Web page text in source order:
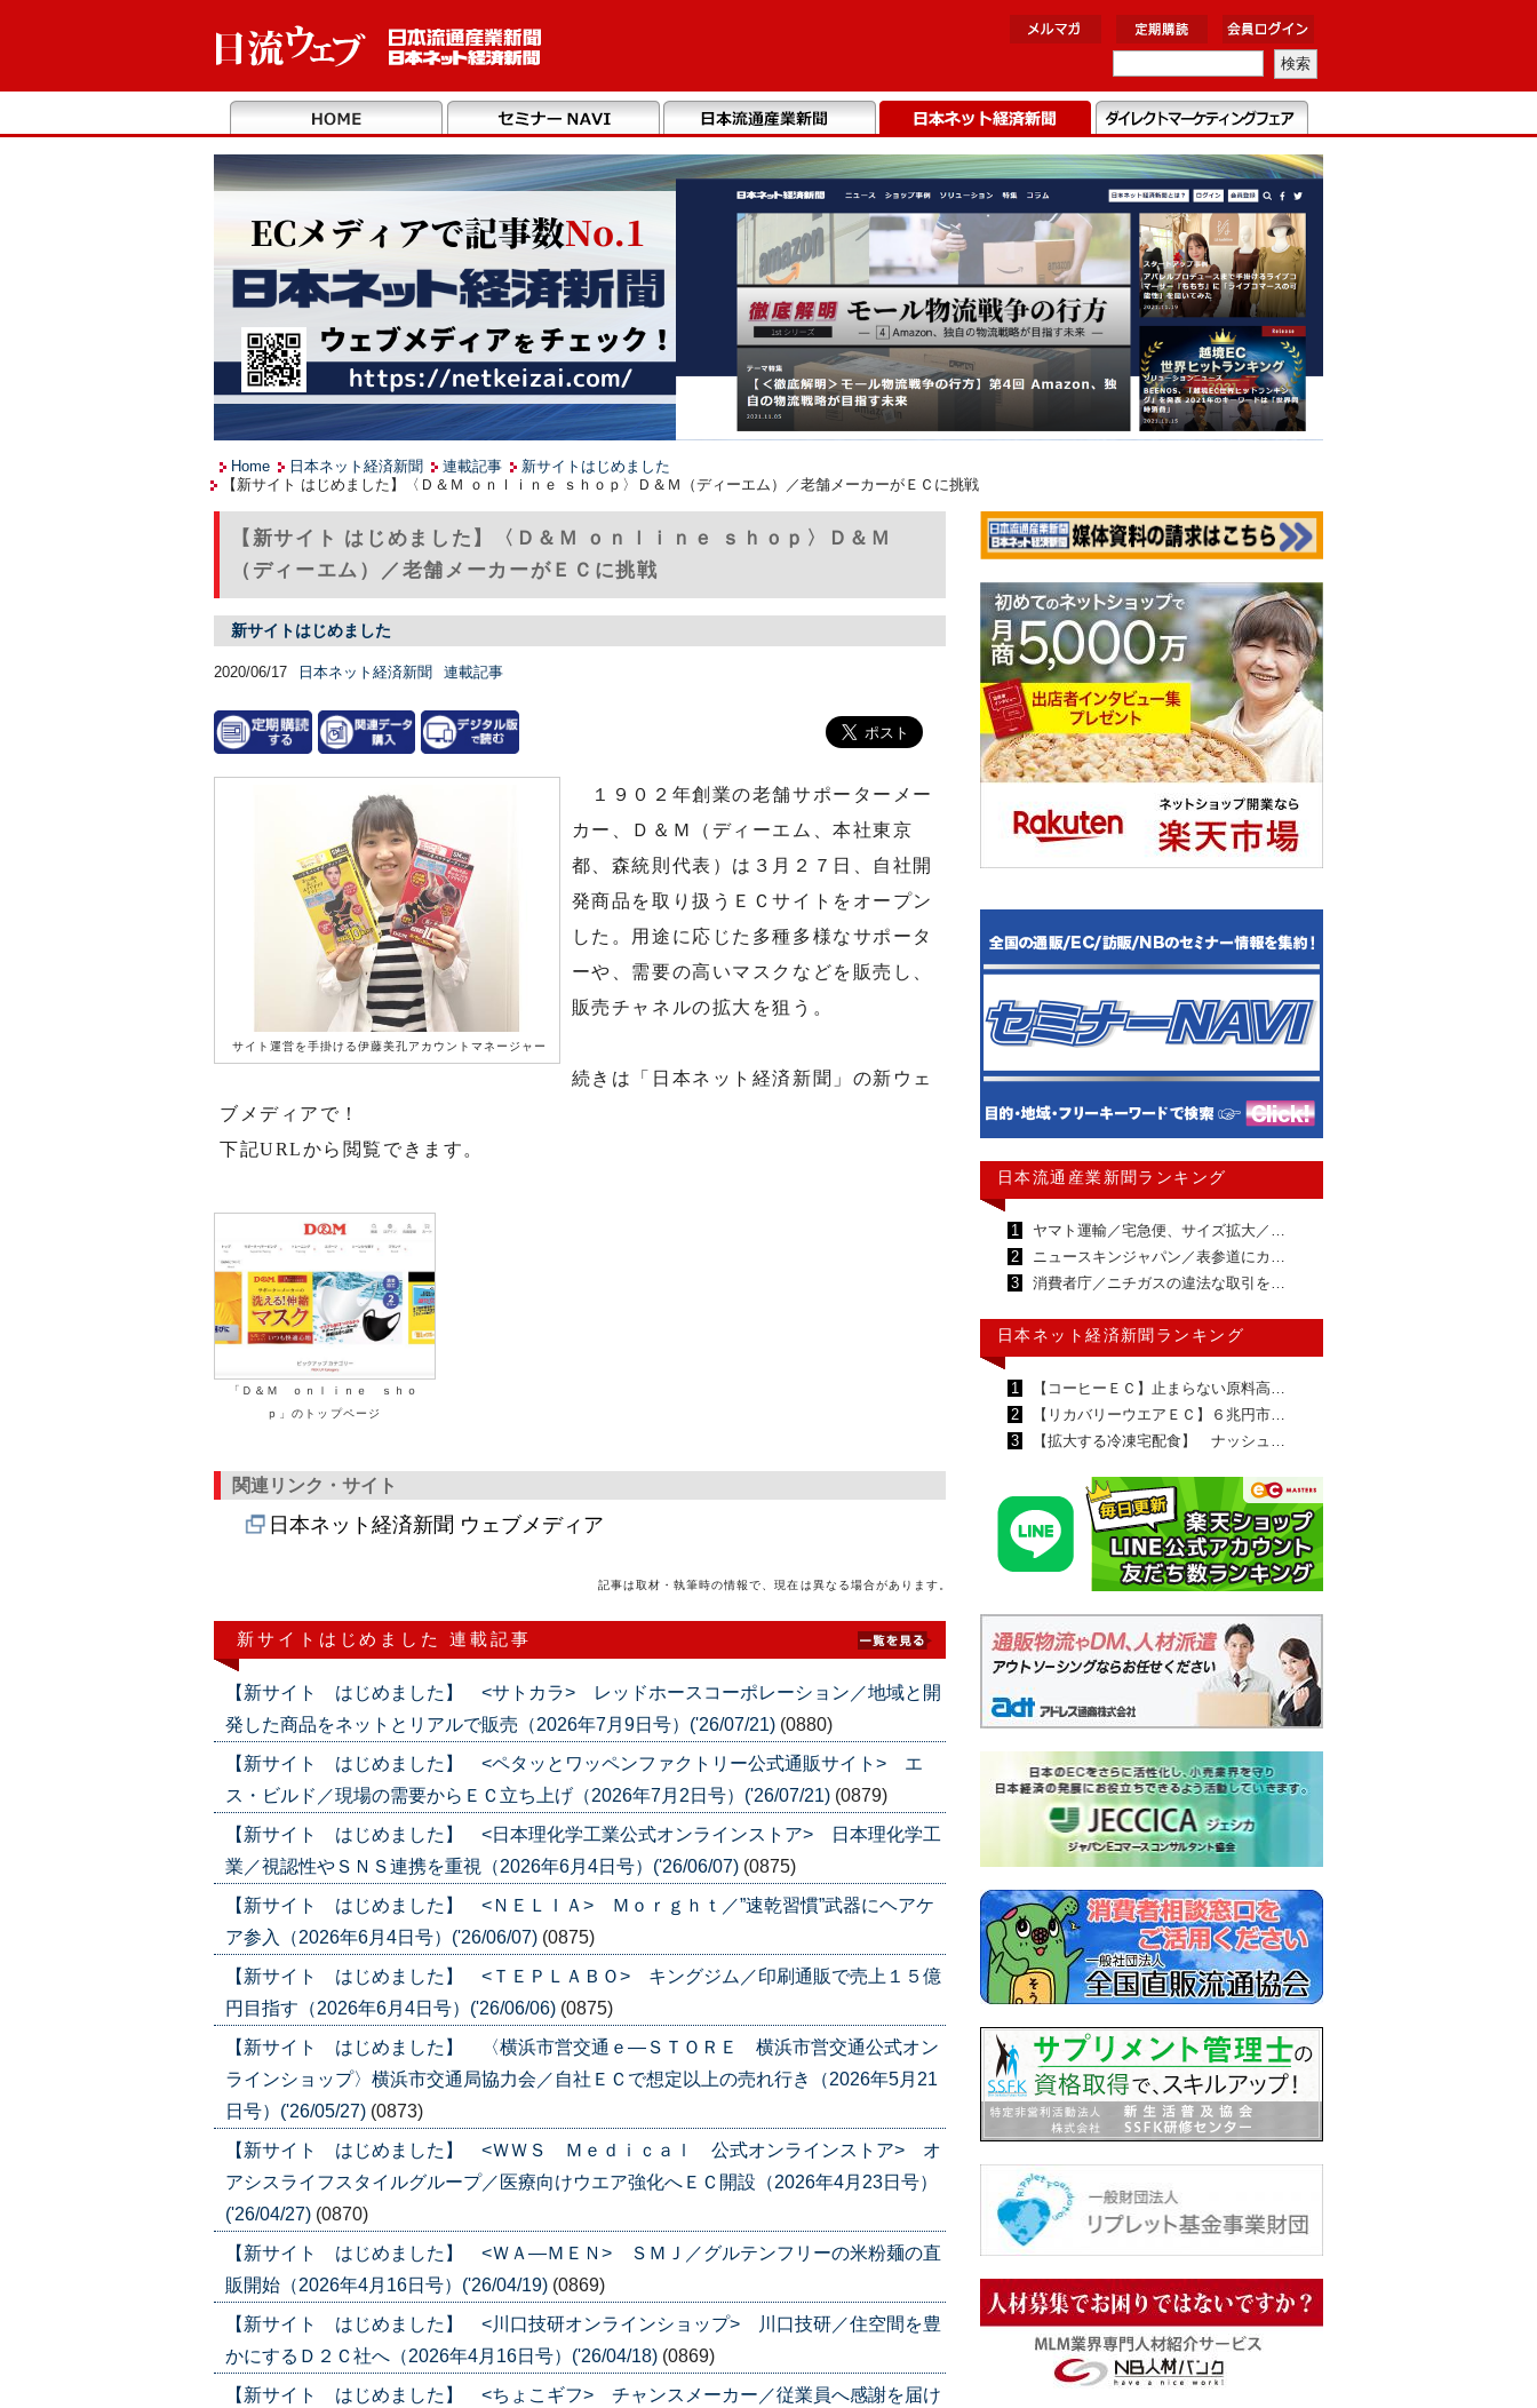
Home 日本ネット経済新聞 連載記事
新サイトはじめました
【新サイト はじめました】〈Ｄ＆Ｍ ｏｎｌｉｎｅ ｓｈｏｐ〉Ｄ＆Ｍ（ディーエム）／老舗メーカーがＥＣに挑戦
【新サイト はじめました】〈Ｄ＆Ｍ ｏｎｌｉｎｅ ｓｈｏｐ〉Ｄ＆Ｍ
（ディーエム）／老舗メーカーがＥＣに挑戦
新サイトはじめました
2020/06/17 日本ネット経済新聞 連載記事
サイト運営を手掛ける伊藤美孔アカウントマネージャー
１９０２年創業の老舗サポーターメー
カー、Ｄ＆Ｍ（ディーエム、本社東京
都、森統則代表）は３月２７日、自社開
発商品を取り扱うＥＣサイトをオープン
した。用途に応じた多種多様なサポータ
ーや、需要の高いマスクなどを販売し、
販売チャネルの拡大を狙う。
続きは「日本ネット経済新聞」の新ウェ
ブメディアで！
下記URLから閲覧できます。
「Ｄ＆Ｍ ｏｎｌｉｎｅ ｓｈｏ
ｐ」のトップページ
関連リンク・サイト
日本ネット経済新聞 ウェブメディア
記事は取材・執筆時の情報で、現在は異なる場合があります。
新サイトはじめました 連載記事
【新サイト はじめました】 <サトカラ> レッドホースコーポレーション／地域と開
発した商品をネットとリアルで販売（2026年7月9日号）('26/07/21) (0880)
【新サイト はじめました】 <ペタッとワッペンファクトリー公式通販サイト> エ
ス・ビルド／現場の需要からＥＣ立ち上げ（2026年7月2日号）('26/07/21) (0879)
【新サイト はじめました】 <日本理化学工業公式オンラインストア> 日本理化学工
業／視認性やＳＮＳ連携を重視（2026年6月4日号）('26/06/07) (0875)
【新サイト はじめました】 <ＮＥＬＩＡ> Ｍｏｒｇｈｔ／”速乾習慣”武器にヘアケ
ア参入（2026年6月4日号）('26/06/07) (0875)
【新サイト はじめました】 <ＴＥＰＬＡＢＯ> キングジム／印刷通販で売上１５億
円目指す（2026年6月4日号）('26/06/06) (0875)
【新サイト はじめました】 〈横浜市営交通ｅ―ＳＴＯＲＥ 横浜市営交通公式オン
ラインショップ〉横浜市交通局協力会／自社ＥＣで想定以上の売れ行き（2026年5月21
日号）('26/05/27) (0873)
【新サイト はじめました】 <ＷＷＳ Ｍｅｄｉｃａｌ 公式オンラインストア> オ
アシスライフスタイルグループ／医療向けウエア強化へＥＣ開設（2026年4月23日号）
('26/04/27) (0870)
【新サイト はじめました】 <ＷＡ―ＭＥＮ> ＳＭＪ／グルテンフリーの米粉麺の直
販開始（2026年4月16日号）('26/04/19) (0869)
【新サイト はじめました】 <川口技研オンラインショップ> 川口技研／住空間を豊
かにするＤ２Ｃ社へ（2026年4月16日号）('26/04/18) (0869)
【新サイト はじめました】 <ちょこギフ> チャンスメーカー／従業員へ感謝を届け
日本流通産業新聞ランキング
1
ヤマト運輸／宅急便、サイズ拡大／…
2
ニュースキンジャパン／表参道にカ…
3
消費者庁／ニチガスの違法な取引を…
日本ネット経済新聞ランキング
1
【コーヒーＥＣ】止まらない原料高…
2
【リカバリーウエアＥＣ】６兆円市…
3
【拡大する冷凍宅配食】 ナッシュ…